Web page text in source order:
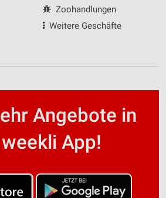
Zoohandlungen
Weitere Geschäfte
Angebote in
App!